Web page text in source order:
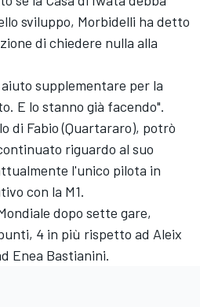
sviluppo, Morbidelli ha detto
di chiedere nulla alla
supplementare per la
E lo stanno già facendo".
di Fabio (Quartararo), potrò
riguardo al suo
l'unico pilota in
con la M1.
dopo sette gare,
4 in più rispetto ad Aleix
Enea Bastianini.